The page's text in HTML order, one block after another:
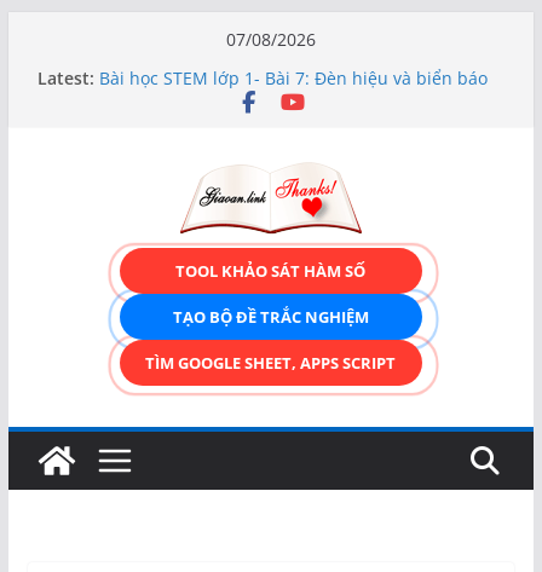
07/08/2026
Latest: Bài học STEM lớp 1- Bài 7: Đèn hiệu và biển báo
Bài học STEM lớp 3 Các bộ phận của thực vật
TẠO FORM ONLINE – TÙY BIẾN GIAO DIỆN ĐỈNH
CAO & XUẤT CODE THÔNG MINH!
TRẢI NGHIỆM CÔNG CỤ TẠO FORM ONLINE
KÉO THẢ – HOÀN TOÀN MIỄN PHÍ!
TOOL KHẢO SÁT HÀM SỐ
TẠO BỘ ĐỀ TRẮC NGHIỆM
TÌM GOOGLE SHEET, APPS SCRIPT